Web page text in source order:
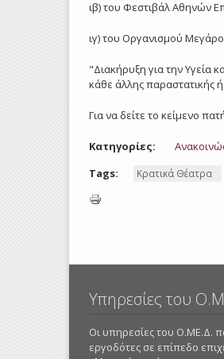
ιβ) του Φεστιβάλ Αθηνών
ιγ) του Οργανισμού
"Διακήρυξη για την Υγεία
κάθε άλλης παραστατικής
Για να δείτε το κείμενο
Κατηγορίες:
Tags:
Κρατικά Θέατρα
Υπηρεσίες του
Οι υπηρεσίες του Ο.ΜΕ.Δ.
εργοδότες σε επίπεδο